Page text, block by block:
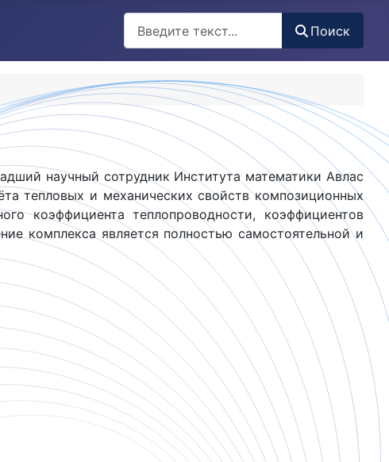
Поиск
научный сотрудник Института математики Авлас
тепловых и механических свойств композиционных
коэффициента теплопроводности, коэффициентов
комплекса является полностью самостоятельной и